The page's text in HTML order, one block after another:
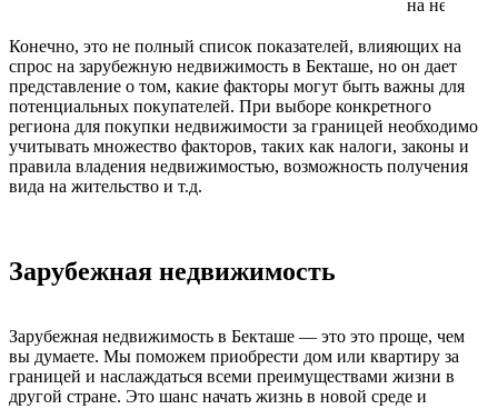
на
Конечно, это не полный список показателей, влияющих на
спрос на зарубежную недвижимость в Бекташе, но он дает
представление о том, какие факторы могут быть важны для
потенциальных покупателей. При выборе конкретного
региона для покупки недвижимости за границей необходимо
учитывать множество факторов, таких как налоги, законы и
правила владения недвижимостью, возможность получения
вида на жительство и т.д.
Зарубежная недвижимость
Зарубежная недвижимость в Бекташе — это это проще, чем
вы думаете. Мы поможем приобрести дом или квартиру за
границей и наслаждаться всеми преимуществами жизни в
другой стране. Это шанс начать жизнь в новой среде и